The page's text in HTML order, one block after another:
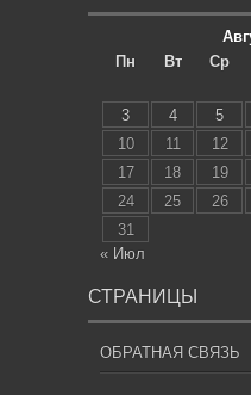
Пн
Вт Ср
3
4 5
10
11 12
17
18 19
24
25 26
31
« Июл
СТРАНИЦЫ
ОБРАТНАЯ СВЯЗЬ